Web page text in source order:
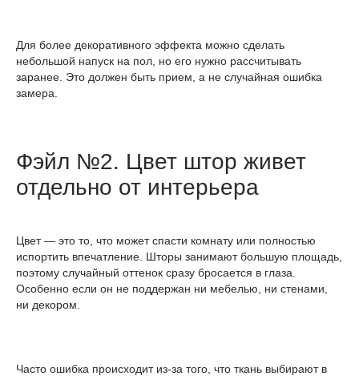
Для более декоративного эффекта можно сделать
небольшой напуск на пол, но его нужно рассчитывать
заранее. Это должен быть прием, а не случайная ошибка
замера.
Фэйл №2. Цвет штор живет
отдельно от интерьера
Цвет — это то, что может спасти комнату или полностью
испортить впечатление. Шторы занимают большую площадь,
поэтому случайный оттенок сразу бросается в глаза.
Особенно если он не поддержан ни мебелью, ни стенами,
ни декором.
Часто ошибка происходит из-за того, что ткань выбирают в